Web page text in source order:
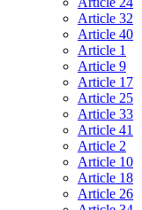
Article 32
Article 40
Article 1
Article 9
Article 17
Article 25
Article 33
Article 41
Article 2
Article 10
Article 18
Article 26